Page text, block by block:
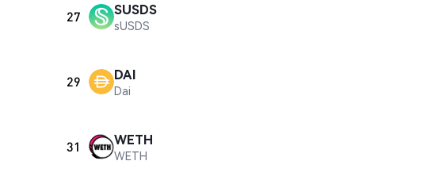
27 SUSDS
sUSDS
29 DAI
Dai
31 WETH
WETH